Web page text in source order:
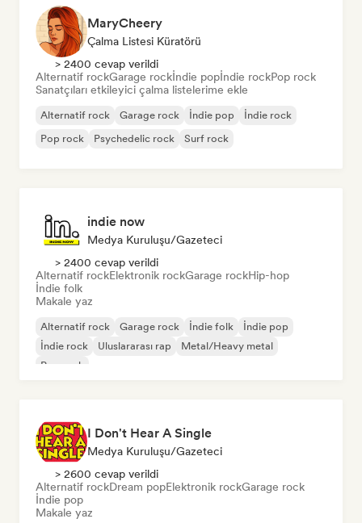
MaryCheery
Çalma Listesi Küratörü
> 2400 cevap verildi
Alternatif rockGarage rockİndie popİndie rockPop rock
Sanatçıları etkileyici çalma listelerime ekle
Alternatif rock Garage rock İndie pop
İndie rock
Pop rock
Psychedelic rock Surf rock
indie now
Medya Kuruluşu/Gazeteci
> 2400 cevap verildi
Alternatif rockElektronik rockGarage rockHip-hop
İndie folk
Makale yaz
Alternatif rock Garage rock İndie folk
İndie pop
İndie rock
Uluslararası rap
Metal/Heavy metal
Pop rock
I Don't Hear A Single
Medya Kuruluşu/Gazeteci
> 2600 cevap verildi
Alternatif rockDream popElektronik rockGarage rock
İndie pop
Makale yaz